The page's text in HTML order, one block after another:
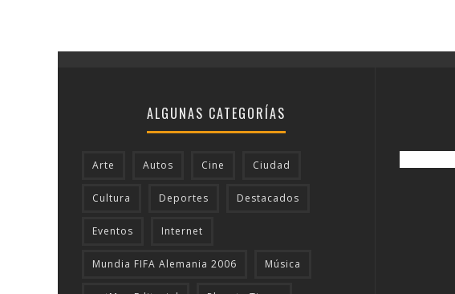
ALGUNAS CATEGORÍAS
Arte Autos Cine Ciudad
Cultura Deportes Destacados
Eventos Internet
Mundia FIFA Alemania 2006 Música